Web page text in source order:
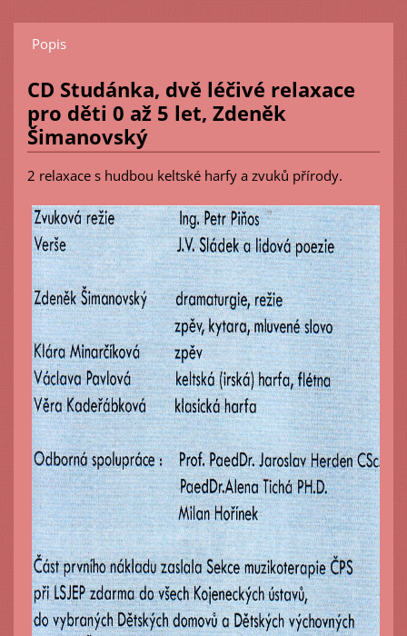
Popis
CD Studánka, dvě léčivé relaxace
pro děti 0 až 5 let, Zdeněk
Šimanovský
2 relaxace s hudbou keltské harfy a zvuků přírody.